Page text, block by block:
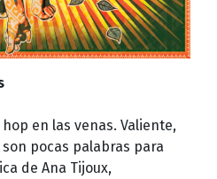
en las venas. Valiente,
pocas palabras para
de Ana Tijoux,